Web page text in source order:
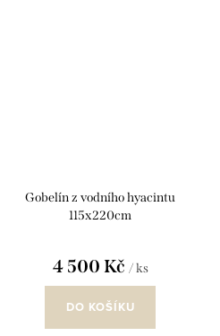
Gobelín z vodního hyacintu
115x220cm
4 500 Kč / ks
DO KOŠÍKU